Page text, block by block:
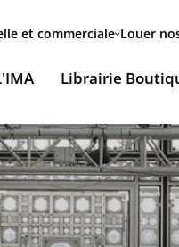
et commerciale Louer
Librairie